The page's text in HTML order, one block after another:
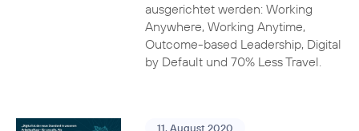
ausgerichtet werden: Working
Anywhere, Working Anytime,
Outcome-based Leadership, Digital
by Default und 70% Less Travel.
11. August 2020